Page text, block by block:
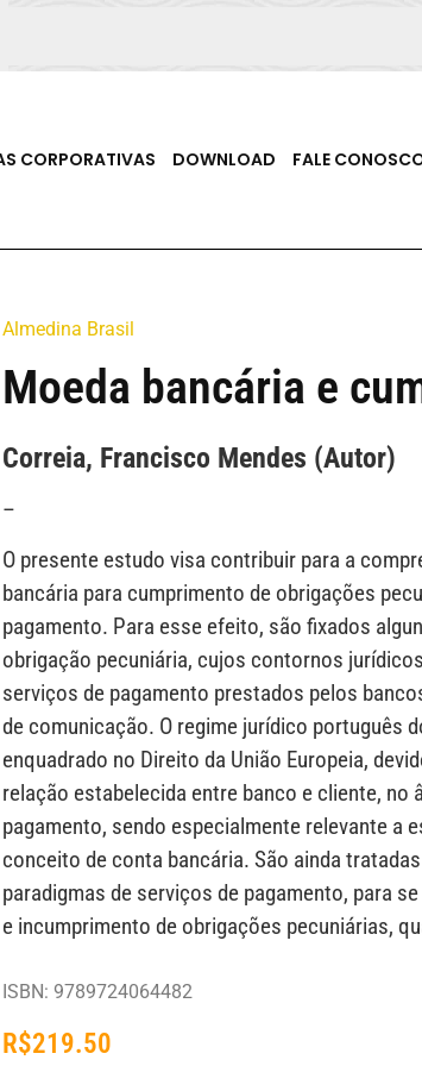
CORPORATIVAS DOWNLOAD FALE
Almedina Brasil
Moeda bancária e
Correia, Francisco Mendes (Autor)
–
O presente estudo visa contribuir para a
bancária para cumprimento de obrigações
pagamento. Para esse efeito, são fixados
obrigação pecuniária, cujos contornos
serviços de pagamento prestados pelos
de comunicação. O regime jurídico português
enquadrado no Direito da União Europeia,
relação estabelecida entre banco e cliente,
pagamento, sendo especialmente relevante a
conceito de conta bancária. São ainda
paradigmas de serviços de pagamento, para
e incumprimento de obrigações pecuniárias,
ISBN: 9789724064482
R$219.50